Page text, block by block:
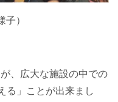
子）
、広大な施設の中での
る」ことが出来まし